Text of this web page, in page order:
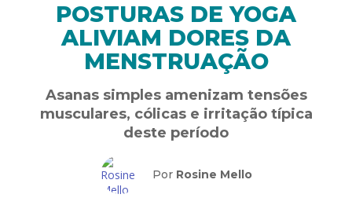
POSTURAS DE YOGA
ALIVIAM DORES DA
MENSTRUAÇÃO
Asanas simples amenizam tensões
musculares, cólicas e irritação típica
deste período
Por Rosine Mello